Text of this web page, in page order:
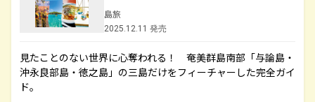
島旅
2025.12.11 発売
見たことのない世界に心奪われる！ 奄美群島南部「与論島・
沖永良部島・徳之島」の三島だけをフィーチャーした完全ガイ
ド。